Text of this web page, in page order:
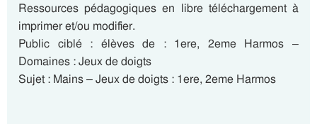
Ressources pédagogiques en libre téléchargement à
imprimer et/ou modifier.
Public ciblé : élèves de : 1ere, 2eme Harmos –
Domaines : Jeux de doigts
Sujet : Mains – Jeux de doigts : 1ere, 2eme Harmos